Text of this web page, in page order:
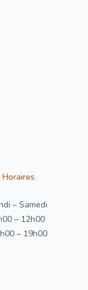
Horaires
– Samedi
– 12h00
– 19h00